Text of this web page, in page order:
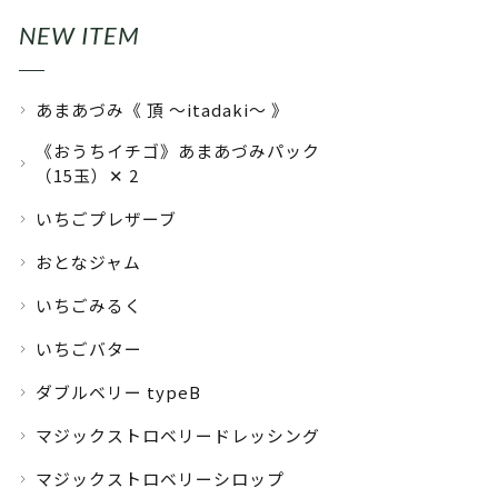
NEW ITEM
あまあづみ《 頂 〜itadaki〜 》
《おうちイチゴ》あまあづみパック
（15玉）✕ 2
いちごプレザーブ
おとなジャム
いちごみるく
いちごバター
ダブルベリー typeB
マジックストロベリードレッシング
マジックストロベリーシロップ